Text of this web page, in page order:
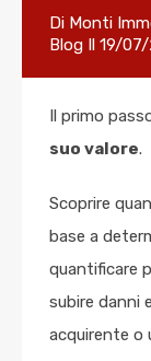
Di Monti
Blog Il 19/
Il primo
suo valore.
Scoprire
base a
quantificare
subire danni
acquirente o